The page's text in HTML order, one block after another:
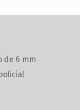
de 6 mm